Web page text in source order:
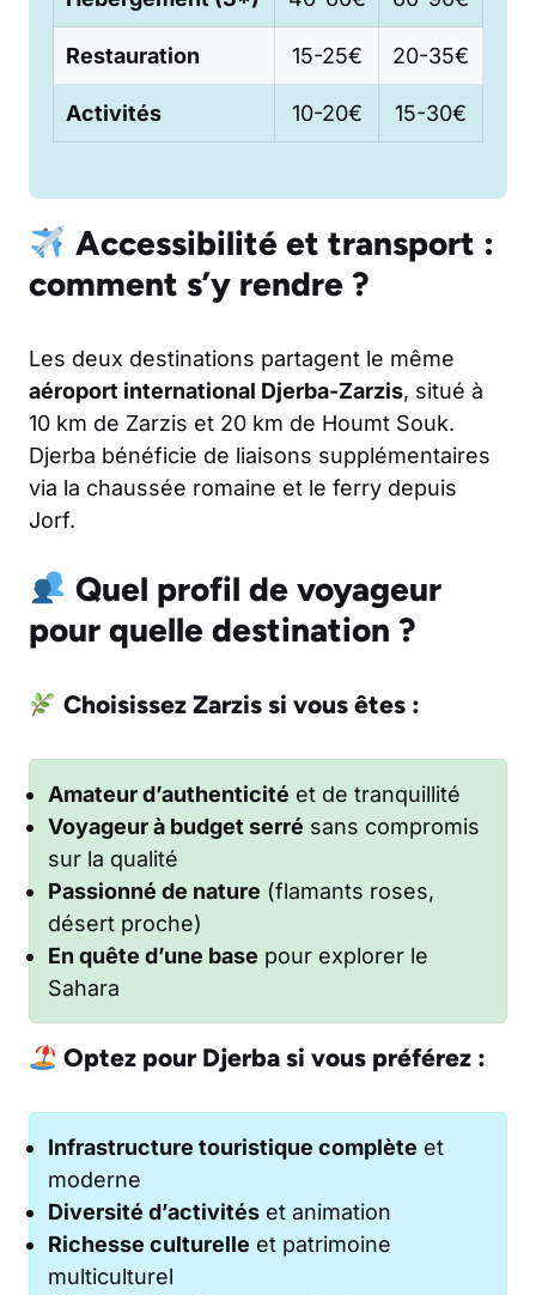
Restauration 15-25€ 20-35€
Activités 10-20€ 15-30€
Accessibilité et transport :
comment s’y rendre ?
Les deux destinations partagent le même
aéroport international Djerba-Zarzis, situé à
10 km de Zarzis et 20 km de Houmt Souk.
Djerba bénéficie de liaisons supplémentaires
via la chaussée romaine et le ferry depuis
Jorf.
Quel profil de voyageur
pour quelle destination ?
Choisissez Zarzis si vous êtes :
Amateur d’authenticité et de tranquillité
Voyageur à budget serré sans compromis
sur la qualité
Passionné de nature (flamants roses,
désert proche)
En quête d’une base pour explorer le
Sahara
Optez pour Djerba si vous préférez :
Infrastructure touristique complète et
moderne
Diversité d’activités et animation
Richesse culturelle et patrimoine
multiculturel